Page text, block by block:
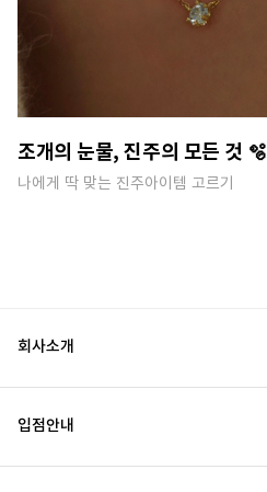
조개의 눈물, 진주의 모든 것 🫧
나에게 딱 맞는 진주아이템 고르기
회사소개
입점안내